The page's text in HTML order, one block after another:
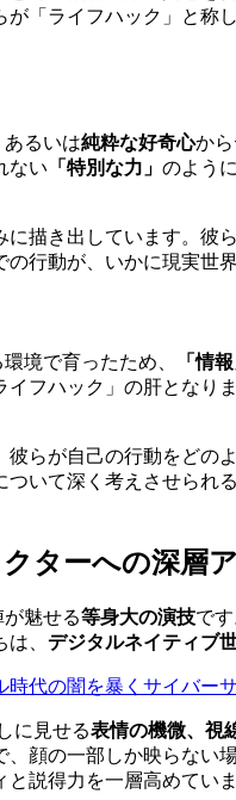
が「ライフハック」と称
るいは純粋な好奇心か
ない 「特別な力」 のよう
に描き出しています。彼
行動が、いかに現実世
境で育ったため、 「情
フハック」の肝となり
彼らが自己の行動をどの
ついて深く考えさせられ
ターへの深層
魅せる等身大の演技で
、 デジタルネイティブ
時代の闇を暴くサイバー
に見せる表情の機微、視
顔の一部しか映らない
説得力を一層高めていま